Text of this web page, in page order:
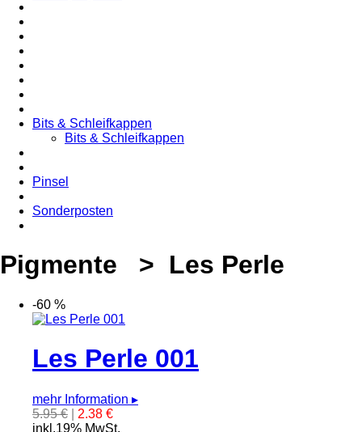
Bits & Schleifkappen
Bits & Schleifkappen
Pinsel
Sonderposten
Pigmente > Les Perle
-60 %
Les Perle 001
mehr Information ▸
5.95 €
2.38 €
inkl.19% MwSt.